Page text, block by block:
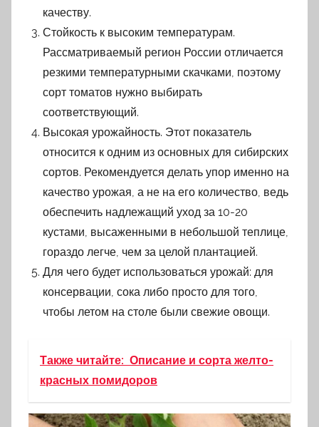
качеству.
Стойкость к высоким температурам.
Рассматриваемый регион России отличается
резкими температурными скачками, поэтому
сорт томатов нужно выбирать
соответствующий.
Высокая урожайность. Этот показатель
относится к одним из основных для сибирских
сортов. Рекомендуется делать упор именно на
качество урожая, а не на его количество, ведь
обеспечить надлежащий уход за 10-20
кустами, высаженными в небольшой теплице,
гораздо легче, чем за целой плантацией.
Для чего будет использоваться урожай: для
консервации, сока либо просто для того,
чтобы летом на столе были свежие овощи.
Также читайте: Описание и сорта желто-
красных помидоров